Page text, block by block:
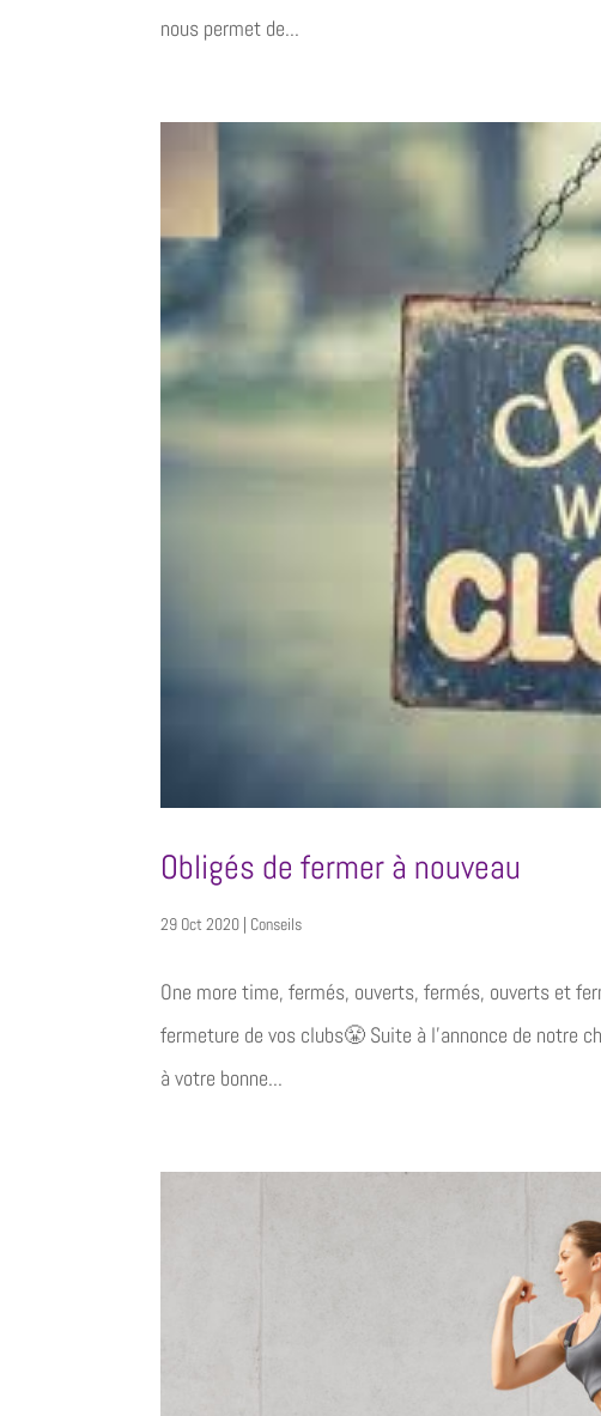
nous permet de...
Obligés de fermer à nouveau
29 Oct 2020 | Conseils
One more time, fermés, ouverts, fermés, ouverts et
fermeture de vos clubs😤 Suite à l’annonce de notre
à votre bonne...